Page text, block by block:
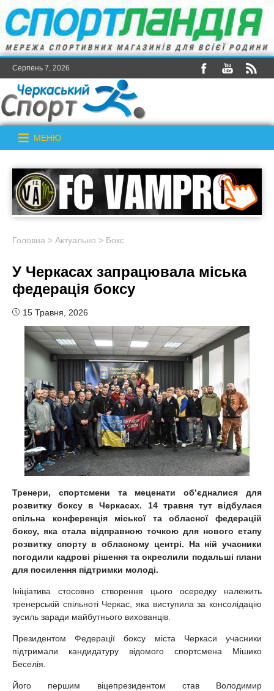
Серпень 7, 2026
МЕНЮ
Головна > Актуально > Бокс
У Черкасах запрацювала міська
федерація боксу
15 Травня, 2026
Тренери, спортсмени та меценати обʼєдналися для
розвитку боксу в Черкасах. 14 травня тут відбулася
спільна конференція міської та обласної федерацій
боксу, яка стала відправною точкою для нового етапу
розвитку спорту в обласному центрі. На ній учасники
погодили кадрові рішення та окреслили подальші плани
для посилення підтримки молоді.
Ініціатива стосовно створення цього осередку належить
тренерській спільноті Черкас, яка виступила за консолідацію
зусиль заради майбутнього вихованців.
Президентом Федерації боксу міста Черкаси учасники
підтримали кандидатуру відомого спортсмена Мішико
Беселія.
Його першим віцепрезидентом став Володимир